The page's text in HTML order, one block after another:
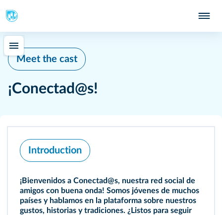
Meet the cast
¡Conectad@s!
Introduction
¡Bienvenidos a Conectad@s, nuestra red social de
amigos con buena onda! Somos jóvenes de muchos
países y hablamos en la plataforma sobre nuestros
gustos, historias y tradiciones. ¿Listos para seguir